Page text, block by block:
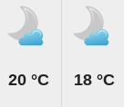
20 °C 18 °C